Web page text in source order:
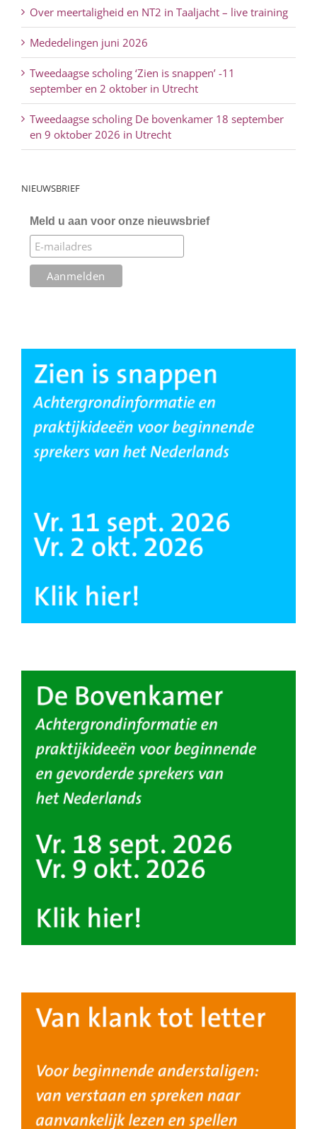
Over meertaligheid en NT2 in Taaljacht – live training
Mededelingen juni 2026
Tweedaagse scholing ‘Zien is snappen’ -11
september en 2 oktober in Utrecht
Tweedaagse scholing De bovenkamer 18 september
en 9 oktober 2026 in Utrecht
NIEUWSBRIEF
Meld u aan voor onze nieuwsbrief